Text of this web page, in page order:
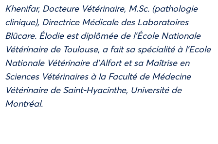
Khenifar, Docteure Vétérinaire, M.Sc. (pathologie
clinique), Directrice Médicale des Laboratoires
Blücare. Élodie est diplômée de l’École Nationale
Vétérinaire de Toulouse, a fait sa spécialité à l’Ecole
Nationale Vétérinaire d’Alfort et sa Maîtrise en
Sciences Vétérinaires à la Faculté de Médecine
Vétérinaire de Saint-Hyacinthe, Université de
Montréal.